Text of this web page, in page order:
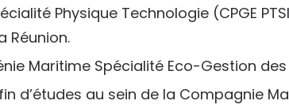
Physique Technologie (CPGE
Réunion.
Maritime Spécialité Eco-Gestion des
d’études au sein de la Compagnie